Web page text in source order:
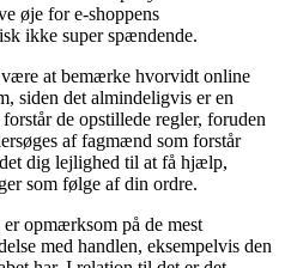
øje for e-shoppens
ikke super spændende.
at bemærke hvorvidt online
siden det almindeligvis er en
de opstillede regler, foruden
af fagmænd som forstår
dig lejlighed til at få hjælp,
som følge af din ordre.
opmærksom på de mest
med handlen, eksempelvis den